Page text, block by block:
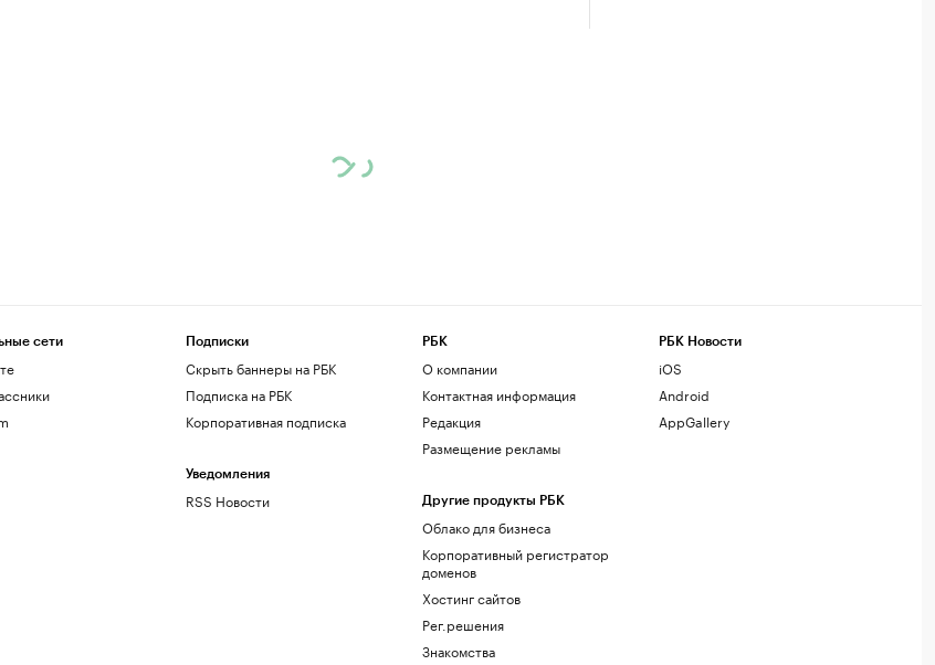
сети Подписки
Скрыть баннеры на РБК
Подписка на РБК
Корпоративная подписка
Уведомления
RSS Новости
РБК
О компании
Контактная информация
Редакция
Размещение рекламы
Другие продукты РБК
Облако для бизнеса
Корпоративный регистратор
доменов
Хостинг сайтов
Рег.решения
Знакомства
РБК Новости
iOS
Android
AppGallery